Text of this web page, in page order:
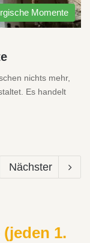
Momente
nichts mehr,
Es handelt
Nächster
1.